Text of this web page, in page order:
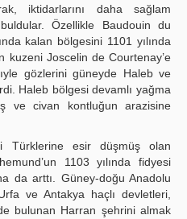
iktidarlarını daha sağlam
Özellikle Baudouin du
kalan bölgesini 1101 yılında
kuzeni Joscelin de Courtenay’e
gözlerini güneyde Haleb ve
Haleb bölgesi devamlı yağma
ve civan kontluğun arazisine
Türklerine esir düşmüş olan
1103 yılında fidyesi
da arttı. Güney-doğu Anadolu
ve Antakya haçlı devletleri,
bulunan Harran şehrini almak